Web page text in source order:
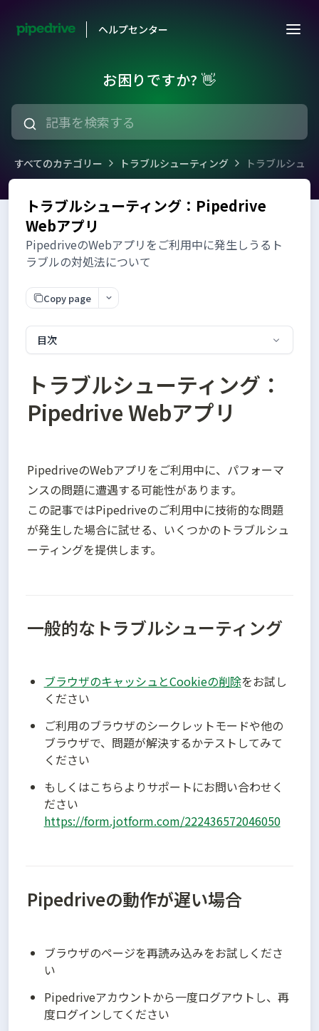
ヘルプセンター
お困りですか? 👋
すべてのカテゴリー トラブルシューティング トラブルシュ
トラブルシューティング：Pipedrive
Webアプリ
PipedriveのWebアプリをご利用中に発生しうるト
ラブルの対処法について
Copy page
目次
トラブルシューティング：
Pipedrive Webアプリ
PipedriveのWebアプリをご利用中に、パフォーマ
ンスの問題に遭遇する可能性があります。
この記事ではPipedriveのご利用中に技術的な問題
が発生した場合に試せる、いくつかのトラブルシュ
ーティングを提供します。
一般的なトラブルシューティング
ブラウザのキャッシュとCookieの削除をお試し
ください
ご利用のブラウザのシークレットモードや他の
ブラウザで、問題が解決するかテストしてみて
ください
もしくはこちらよりサポートにお問い合わせく
ださい
https://form.jotform.com/222436572046050
Pipedriveの動作が遅い場合
ブラウザのページを再読み込みをお試しくださ
い
Pipedriveアカウントから一度ログアウトし、再
度ログインしてください